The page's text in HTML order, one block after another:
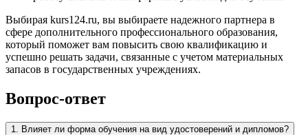
Выбирая kurs124.ru, вы выбираете надежного партнера в
сфере дополнительного профессионального образования,
который поможет вам повысить свою квалификацию и
успешно решать задачи, связанные с учетом материальных
запасов в государственных учреждениях.
Вопрос-ответ
1. Влияет ли форма обучения на вид удостоверений и дипломов?